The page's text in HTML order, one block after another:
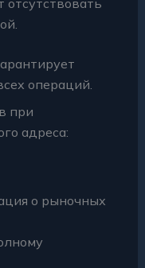
операций.
при
адреса:
о рыночных